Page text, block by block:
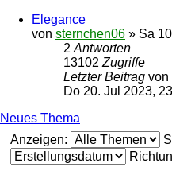
Elegance
von sternchen06 » Sa
2 Antworten
13102 Zugriffe
Letzter Beitrag von
Do 20. Jul 2023,
Neues Thema
Anzeigen: